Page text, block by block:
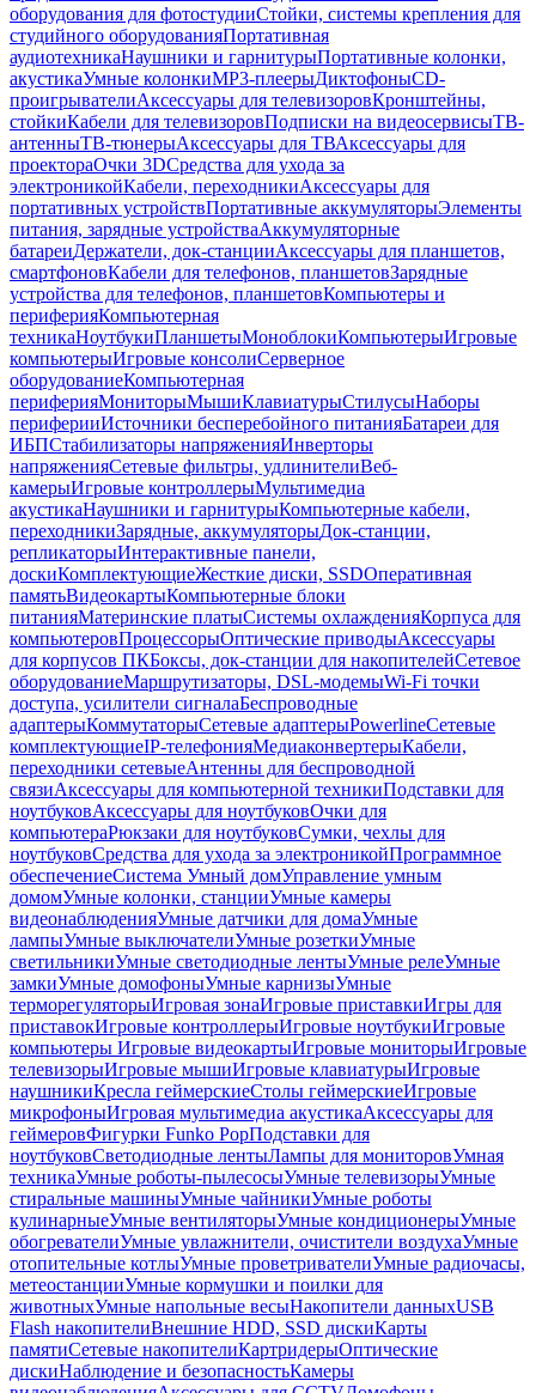
оборудования для фотостудииСтойки, системы крепления для
студийного оборудованияПортативная
аудиотехникаНаушники и гарнитурыПортативные колонки,
акустикаУмные колонкиMP3-плеерыДиктофоныCD-
проигрывателиАксессуары для телевизоровКронштейны,
стойкиКабели для телевизоровПодписки на видеосервисыТВ-
антенныТВ-тюнерыАксессуары для ТВАксессуары для
проектораОчки 3DСредства для ухода за
электроникойКабели, переходникиАксессуары для
портативных устройствПортативные аккумуляторыЭлементы
питания, зарядные устройстваАккумуляторные
батареиДержатели, док-станцииАксессуары для планшетов,
смартфоновКабели для телефонов, планшетовЗарядные
устройства для телефонов, планшетовКомпьютеры и
периферияКомпьютерная
техникаНоутбукиПланшетыМоноблокиКомпьютерыИгровые
компьютерыИгровые консолиСерверное
оборудованиеКомпьютерная
периферияМониторыМышиКлавиатурыСтилусыНаборы
периферииИсточники бесперебойного питанияБатареи для
ИБПСтабилизаторы напряженияИнверторы
напряженияСетевые фильтры, удлинителиВеб-
камерыИгровые контроллерыМультимедиа
акустикаНаушники и гарнитурыКомпьютерные кабели,
переходникиЗарядные, аккумуляторыДок-станции,
репликаторыИнтерактивные панели,
доскиКомплектующиеЖесткие диски, SSDОперативная
памятьВидеокартыКомпьютерные блоки
питанияМатеринские платыСистемы охлажденияКорпуса для
компьютеровПроцессорыОптические приводыАксессуары
для корпусов ПКБоксы, док-станции для накопителейСетевое
оборудованиеМаршрутизаторы, DSL-модемыWi-Fi точки
доступа, усилители сигналаБеспроводные
адаптерыКоммутаторыСетевые адаптерыPowerlineСетевые
комплектующиеIP-телефонияМедиаконвертерыКабели,
переходники сетевыеАнтенны для беспроводной
связиАксессуары для компьютерной техникиПодставки для
ноутбуковАксессуары для ноутбуковОчки для
компьютераРюкзаки для ноутбуковСумки, чехлы для
ноутбуковСредства для ухода за электроникойПрограммное
обеспечениеСистема Умный домУправление умным
домомУмные колонки, станцииУмные камеры
видеонаблюденияУмные датчики для домаУмные
лампыУмные выключателиУмные розеткиУмные
светильникиУмные светодиодные лентыУмные релеУмные
замкиУмные домофоныУмные карнизыУмные
терморегуляторыИгровая зонаИгровые приставкиИгры для
приставокИгровые контроллерыИгровые ноутбукиИгровые
компьютеры Игровые видеокартыИгровые мониторыИгровые
телевизорыИгровые мышиИгровые клавиатурыИгровые
наушникиКресла геймерскиеСтолы геймерскиеИгровые
микрофоныИгровая мультимедиа акустикаАксессуары для
геймеровФигурки Funko PopПодставки для
ноутбуковСветодиодные лентыЛампы для мониторовУмная
техникаУмные роботы-пылесосыУмные телевизорыУмные
стиральные машиныУмные чайникиУмные роботы
кулинарныеУмные вентиляторыУмные кондиционерыУмные
обогревателиУмные увлажнители, очистители воздухаУмные
отопительные котлыУмные проветривателиУмные радиочасы,
метеостанцииУмные кормушки и поилки для
животныхУмные напольные весыНакопители данныхUSB
Flash накопителиВнешние HDD, SSD дискиКарты
памятиСетевые накопителиКартридерыОптические
дискиНаблюдение и безопасностьКамеры